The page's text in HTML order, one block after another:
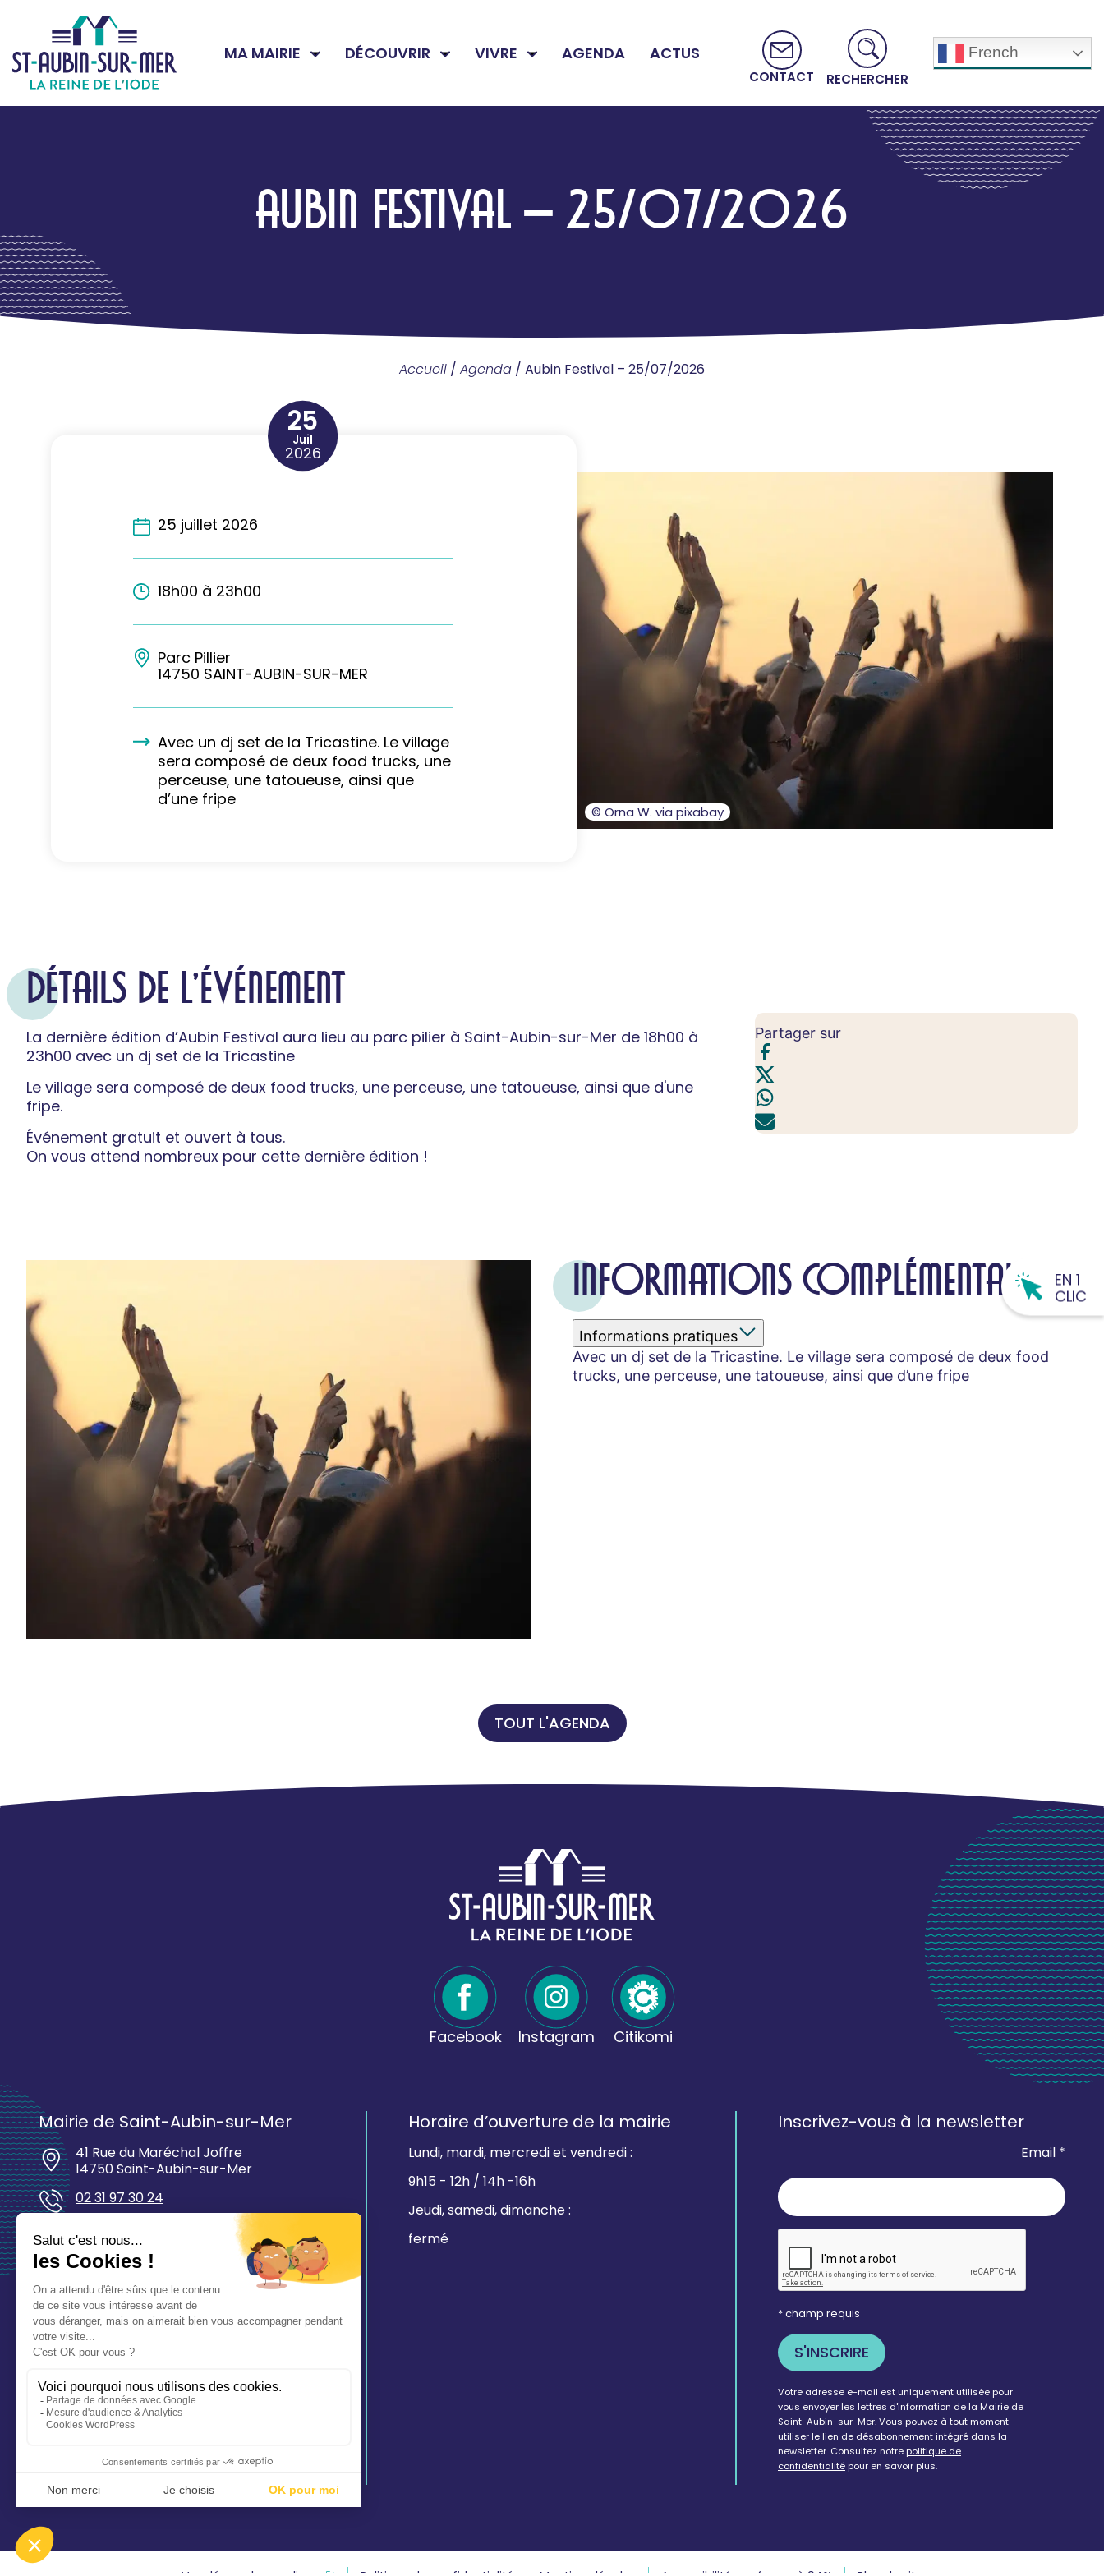
MA MAIRIE DÉCOUVRIR VIVRE AGENDA ACTUS
CONTACT RECHERCHER
French
AUBIN FESTIVAL – 25/07/2026
Accueil / Agenda / Aubin Festival – 25/07/2026
© Orna W. via pixabay
25
Juil
2026
25 juillet 2026
18h00 à 23h00
Parc Pillier
14750 SAINT-AUBIN-SUR-MER
Avec un dj set de la Tricastine. Le village
sera composé de deux food trucks, une
perceuse, une tatoueuse, ainsi que
d’une fripe
DÉTAILS DE L'ÉVÉNEMENT
La dernière édition d’Aubin Festival aura lieu au parc pilier à Saint-Aubin-sur-Mer de 18h00 à
23h00 avec un dj set de la Tricastine
Le village sera composé de deux food trucks, une perceuse, une tatoueuse, ainsi que d'une
fripe.
Événement gratuit et ouvert à tous.
On vous attend nombreux pour cette dernière édition !
Partager sur
INFORMATIONS COMPLÉMENTAIRES
Informations pratiques
Avec un dj set de la Tricastine. Le village sera composé de deux food
trucks, une perceuse, une tatoueuse, ainsi que d’une fripe
TOUT L'AGENDA
Facebook Instagram Citikomi
Mairie de Saint-Aubin-sur-Mer
41 Rue du Maréchal Joffre
14750 Saint-Aubin-sur-Mer
02 31 97 30 24
mairie@saintaubinsurmer.fr
Horaire d’ouverture de la mairie
Lundi, mardi, mercredi et vendredi :
9h15 - 12h / 14h -16h
Jeudi, samedi, dimanche :
fermé
Inscrivez-vous à la newsletter
Email *
* champ requis
Votre adresse e-mail est uniquement utilisée pour
vous envoyer les lettres d'information de la Mairie de
Saint-Aubin-sur-Mer. Vous pouvez à tout moment
utiliser le lien de désabonnement intégré dans la
newsletter. Consultez notrepolitique de
confidentialitépour en savoir plus.
EN 1
CLIC